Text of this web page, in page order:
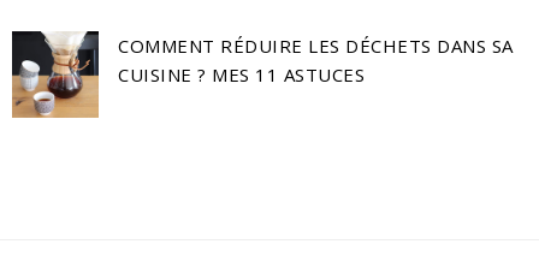
COMMENT RÉDUIRE LES DÉCHETS DANS SA
CUISINE ? MES 11 ASTUCES